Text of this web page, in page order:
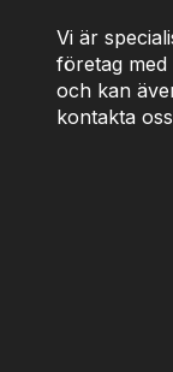
Vi är
företag
och kan
kontakta